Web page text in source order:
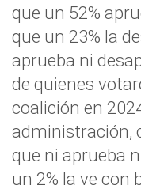
que un 52%
que un 23% la
aprueba ni
de quienes
coalición en
administración,
que ni aprueba
un 2% la ve con